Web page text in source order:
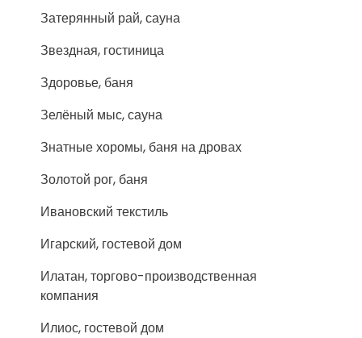
Затерянный рай, сауна
Звездная, гостиница
Здоровье, баня
Зелёный мыс, сауна
Знатные хоромы, баня на дровах
Золотой рог, баня
Ивановский текстиль
Игарский, гостевой дом
Илатан, торгово-производственная
компания
Илиос, гостевой дом